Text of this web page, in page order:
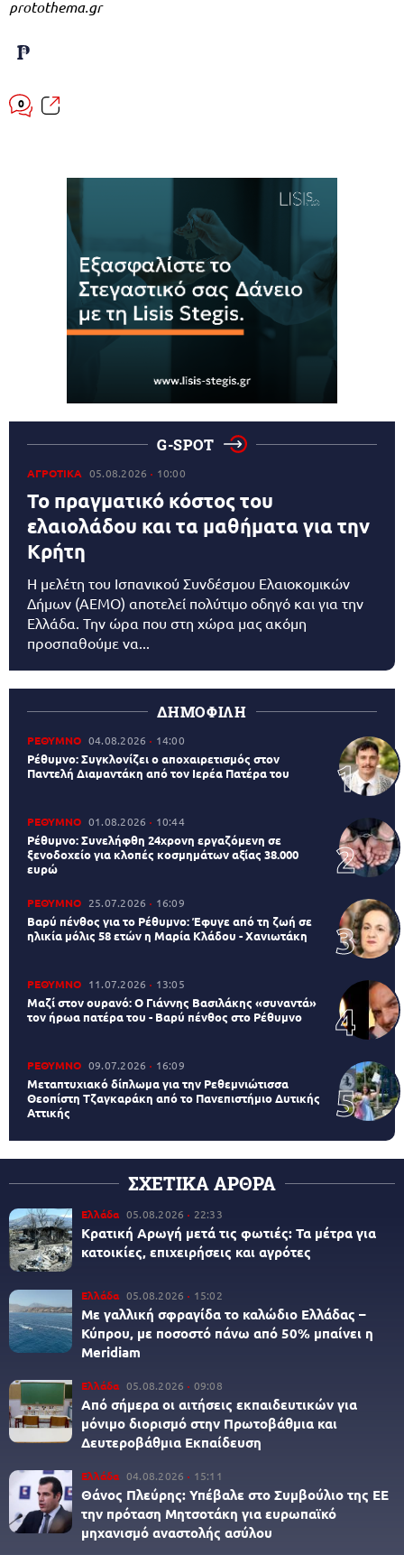
protothema.gr
0
G-SPOT
ΑΓΡΟΤΙΚΑ 05.08.2026 10:00
Το πραγματικό κόστος του
ελαιολάδου και τα μαθήματα για την
Κρήτη
Η μελέτη του Ισπανικού Συνδέσμου Ελαιοκομικών
Δήμων (AEMO) αποτελεί πολύτιμο οδηγό και για την
Ελλάδα. Την ώρα που στη χώρα μας ακόμη
προσπαθούμε να...
ΔΗΜΟΦΙΛΗ
ΡΕΘΥΜΝΟ 04.08.2026 14:00
Ρέθυμνο: Συγκλονίζει ο αποχαιρετισμός στον
Παντελή Διαμαντάκη από τον Ιερέα Πατέρα του
ΡΕΘΥΜΝΟ 01.08.2026 10:44
Ρέθυμνο: Συνελήφθη 24χρονη εργαζόμενη σε
ξενοδοχείο για κλοπές κοσμημάτων αξίας 38.000
ευρώ
ΡΕΘΥΜΝΟ 25.07.2026 16:09
Βαρύ πένθος για το Ρέθυμνο: Έφυγε από τη ζωή σε
ηλικία μόλις 58 ετών η Μαρία Κλάδου - Χανιωτάκη
ΡΕΘΥΜΝΟ 11.07.2026 13:05
Μαζί στον ουρανό: Ο Γιάννης Βασιλάκης «συναντά»
τον ήρωα πατέρα του - Βαρύ πένθος στο Ρέθυμνο
ΡΕΘΥΜΝΟ 09.07.2026 16:09
Μεταπτυχιακό δίπλωμα για την Ρεθεμνιώτισσα
Θεοπίστη Τζαγκαράκη από το Πανεπιστήμιο Δυτικής
Αττικής
ΣΧΕΤΙΚΑ ΑΡΘΡΑ
Ελλάδα 05.08.2026 22:33
Κρατική Αρωγή μετά τις φωτιές: Τα μέτρα για
κατοικίες, επιχειρήσεις και αγρότες
Ελλάδα 05.08.2026 15:02
Με γαλλική σφραγίδα το καλώδιο Ελλάδας –
Κύπρου, με ποσοστό πάνω από 50% μπαίνει η
Meridiam
Ελλάδα 05.08.2026 09:08
Από σήμερα οι αιτήσεις εκπαιδευτικών για
μόνιμο διορισμό στην Πρωτοβάθμια και
Δευτεροβάθμια Εκπαίδευση
Ελλάδα 04.08.2026 15:11
Θάνος Πλεύρης: Υπέβαλε στο Συμβούλιο της ΕΕ
την πρόταση Μητσοτάκη για ευρωπαϊκό
μηχανισμό αναστολής ασύλου